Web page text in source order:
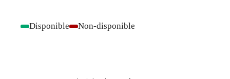
- Disponible - Non-disponible